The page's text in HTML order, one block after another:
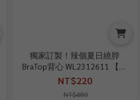
獨家訂製！辣個夏日繞脖
BraTop背心 WL2312611 【現
+預】
NT$220
NT$480